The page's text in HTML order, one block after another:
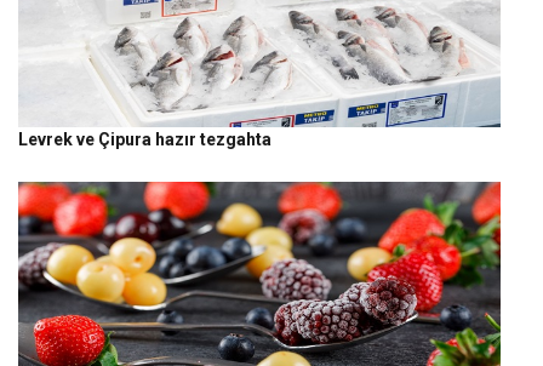
Levrek ve Çipura hazır tezgahta